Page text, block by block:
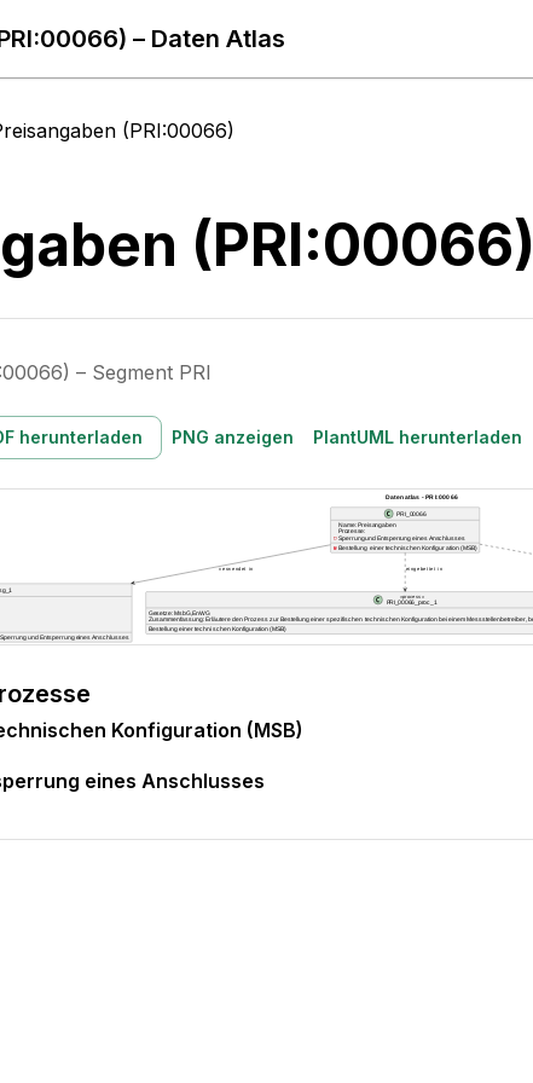
– Daten Atlas
(PRI:00066)
(PRI:00066)
– Segment PRI
herunterladen PNG anzeigen PlantUML herunterladen
Konfiguration (MSB)
eines Anschlusses